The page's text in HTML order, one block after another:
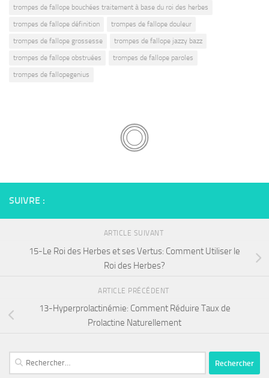
trompes de fallope bouchées traitement à base du roi des herbes
trompes de fallope définition
trompes de fallope douleur
trompes de fallope grossesse
trompes de fallope jazzy bazz
trompes de fallope obstruées
trompes de fallope paroles
trompes de fallopegenius
SUIVRE :
ARTICLE SUIVANT
15-Le Roi des Herbes et ses Vertus: Comment Utiliser le
Roi des Herbes?
ARTICLE PRÉCÉDENT
13-Hyperprolactinémie: Comment Réduire Taux de
Prolactine Naturellement
Rechercher :